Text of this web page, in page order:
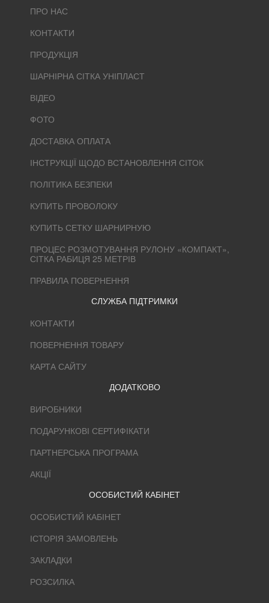
ПРО НАС
КОНТАКТИ
ПРОДУКЦІЯ
ШАРНІРНА СІТКА УНІПЛАСТ
ВІДЕО
ФОТО
ДОСТАВКА ОПЛАТА
ІНСТРУКЦІЇ ЩОДО ВСТАНОВЛЕННЯ СІТОК
ПОЛІТИКА БЕЗПЕКИ
КУПИТЬ ПРОВОЛОКУ
КУПИТЬ СЕТКУ ШАРНИРНУЮ
ПРОЦЕС РОЗМОТУВАННЯ РУЛОНУ «КОМПАКТ»,
СІТКА РАБИЦЯ 25 МЕТРІВ
ПРАВИЛА ПОВЕРНЕННЯ
СЛУЖБА ПІДТРИМКИ
КОНТАКТИ
ПОВЕРНЕННЯ ТОВАРУ
КАРТА САЙТУ
ДОДАТКОВО
ВИРОБНИКИ
ПОДАРУНКОВІ СЕРТИФІКАТИ
ПАРТНЕРСЬКА ПРОГРАМА
АКЦІЇ
ОСОБИСТИЙ КАБІНЕТ
ОСОБИСТИЙ КАБІНЕТ
ІСТОРІЯ ЗАМОВЛЕНЬ
ЗАКЛАДКИ
РОЗСИЛКА